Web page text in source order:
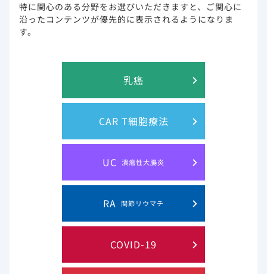
Gilead and the Gilead logo are trademarks of Gilead Sciences, Inc.
プライバシー・ステイトメン
ご利用規約
お問い合わせ サイトマップ
© 2019 Gilead. All rights reserved.
特に関心のある分野をお選びいただきますと、 ご関心に
沿ったコンテンツが優先的に表示されるようになりま
す。
乳癌
CAR T細胞療法
UC 潰瘍性大腸炎
RA 関節リウマチ
COVID-19